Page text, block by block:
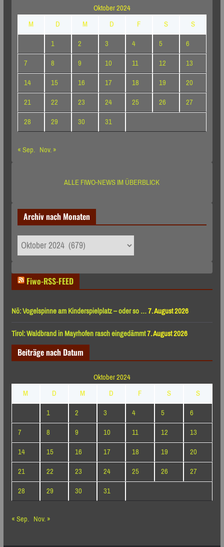
Oktober 2024
M
D M D F S
S
1
2 3 4 5
6
7
8 9 10 11 12
13
14
15 16 17 18 19
20
21
22 23 24 25 26
27
28
29 30
31
« Sep. Nov. »
ALLE FIWO-NEWS IM ÜBERBLICK
Archiv nach Monaten
Archiv
nach
Fiwo-RSS-FEED
Nö: Vogelspinne am Kinderspielplatz – oder so …7. August 2026
Tirol: Waldbrand in Mayrhofen rasch eingedämmt7. August 2026
Beiträge nach Datum
Oktober 2024
M
D M D F S
S
1
2 3 4 5
6
7
8 9 10 11 12
13
14
15 16 17 18 19
20
21
22 23 24 25 26
27
28
29 30
31
« Sep. Nov. »